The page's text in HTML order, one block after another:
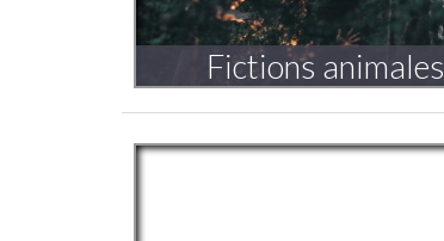
Fictions animales
Triptyque
Voyager dans l’invisible